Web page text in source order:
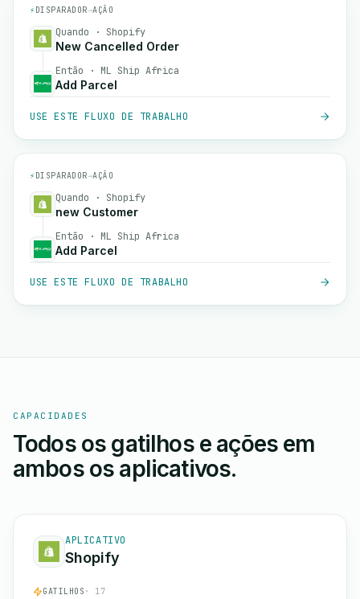
⚡ DISPARADOR→AÇÃO
Quando · Shopify
New Cancelled Order
Então · ML Ship Africa
Add Parcel
USE ESTE FLUXO DE TRABALHO
⚡ DISPARADOR→AÇÃO
Quando · Shopify
new Customer
Então · ML Ship Africa
Add Parcel
USE ESTE FLUXO DE TRABALHO
CAPACIDADES
Todos os gatilhos e ações em
ambos os aplicativos.
APLICATIVO
Shopify
GATILHOS · 17